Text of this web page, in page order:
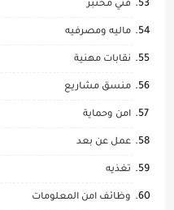
فني مختبر
ماليه ومصرفيه
نقابات مهنية
منسق مشاريع
امن وحماية
عمل عن بعد
تغذيه
وظائف امن المعلومات